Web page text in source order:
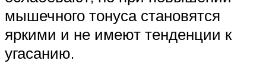
мышечного тонуса становятся
яркими и не имеют тенденции к
угасанию.